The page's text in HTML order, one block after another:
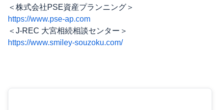
＜株式会社PSE資産プランニング＞
https://www.pse-ap.com
＜J-REC 大宮相続相談センター＞
https://www.smiley-souzoku.com/